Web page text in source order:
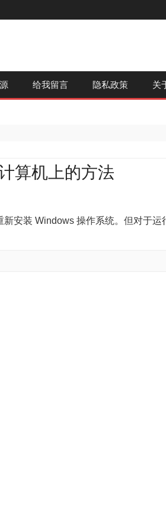
至
给我留言 隐私政策 关
算机上的方法
安装 Windows 操作系统。但对于运